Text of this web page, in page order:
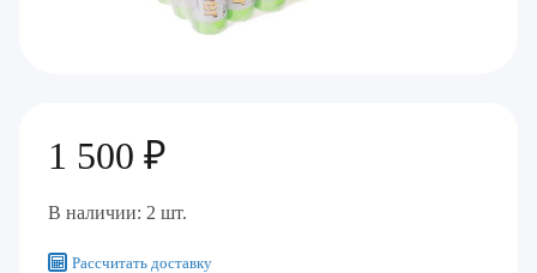
1 500 ₽
В наличии: 2 шт.
Рассчитать доставку